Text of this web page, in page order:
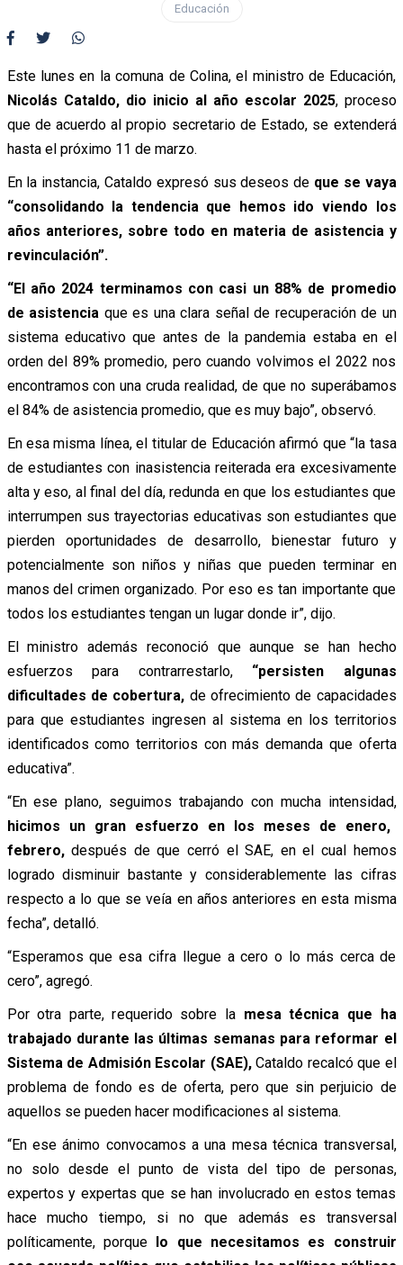
Educación
Este lunes en la comuna de Colina, el ministro de Educación,
Nicolás Cataldo, dio inicio al año escolar 2025, proceso
que de acuerdo al propio secretario de Estado, se extenderá
hasta el próximo 11 de marzo.
En la instancia, Cataldo expresó sus deseos de que se vaya
“consolidando la tendencia que hemos ido viendo los
años anteriores, sobre todo en materia de asistencia y
revinculación”.
“El año 2024 terminamos con casi un 88% de promedio
de asistencia que es una clara señal de recuperación de un
sistema educativo que antes de la pandemia estaba en el
orden del 89% promedio, pero cuando volvimos el 2022 nos
encontramos con una cruda realidad, de que no superábamos
el 84% de asistencia promedio, que es muy bajo”, observó.
En esa misma línea, el titular de Educación afirmó que “la tasa
de estudiantes con inasistencia reiterada era excesivamente
alta y eso, al final del día, redunda en que los estudiantes que
interrumpen sus trayectorias educativas son estudiantes que
pierden oportunidades de desarrollo, bienestar futuro y
potencialmente son niños y niñas que pueden terminar en
manos del crimen organizado. Por eso es tan importante que
todos los estudiantes tengan un lugar donde ir”, dijo.
El ministro además reconoció que aunque se han hecho
esfuerzos para contrarrestarlo,“persisten algunas
dificultades de cobertura, de ofrecimiento de capacidades
para que estudiantes ingresen al sistema en los territorios
identificados como territorios con más demanda que oferta
educativa”.
“En ese plano, seguimos trabajando con mucha intensidad,
hicimos un gran esfuerzo en los meses de enero,
febrero,después de que cerró el SAE, en el cual hemos
logrado disminuir bastante y considerablemente las cifras
respecto a lo que se veía en años anteriores en esta misma
fecha”, detalló.
“Esperamos que esa cifra llegue a cero o lo más cerca de
cero”, agregó.
Por otra parte, requerido sobre la mesa técnica que ha
trabajado durante las últimas semanas para reformar el
Sistema de Admisión Escolar (SAE),Cataldo recalcó que el
problema de fondo es de oferta, pero que sin perjuicio de
aquellos se pueden hacer modificaciones al sistema.
“En ese ánimo convocamos a una mesa técnica transversal,
no solo desde el punto de vista del tipo de personas,
expertos y expertas que se han involucrado en estos temas
hace mucho tiempo, si no que además es transversal
políticamente, porque lo que necesitamos es construir